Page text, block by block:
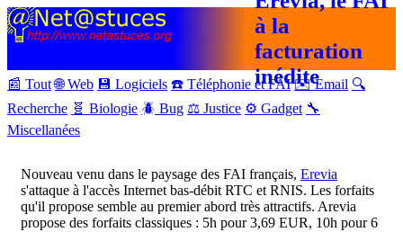
à la
facturation
inédite
📰 Tout 🌐 Web 💾 Logiciels ☎️ Téléphonie et FAI ✉️ Email 🔍
Recherche 🧬 Biologie 🪲 Bug ⚖️ Justice ⚙️ Gadget 🔧
Miscellanées
Nouveau venu dans le paysage des FAI français, Erevia
s'attaque à l'accès Internet bas-débit RTC et RNIS. Les forfaits
qu'il propose semble au premier abord très attractifs. Arevia
propose des forfaits classiques : 5h pour 3,69 EUR, 10h pour 6